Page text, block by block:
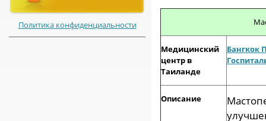
Политика конфиденциальности
Медицинский
центр в
Таиланде
Бангкок
Описание